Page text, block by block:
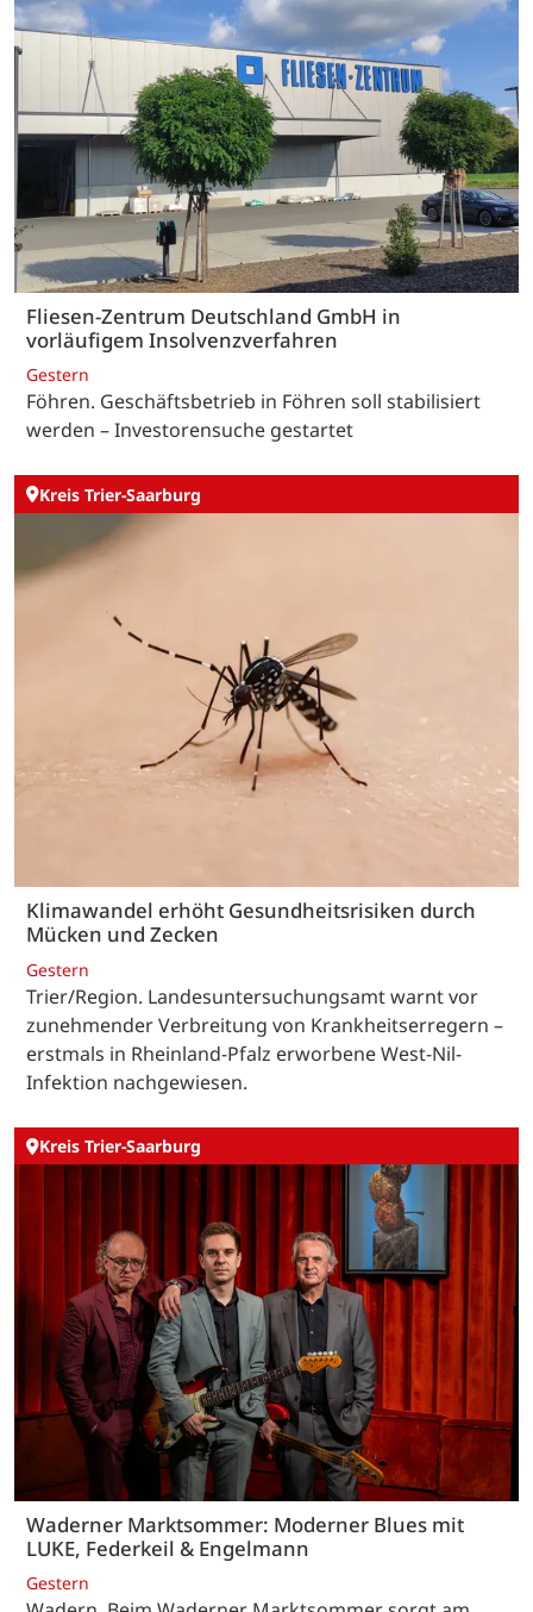
Fliesen-Zentrum Deutschland GmbH in
vorläufigem Insolvenzverfahren
Gestern
Föhren. Geschäftsbetrieb in Föhren soll stabilisiert
werden – Investorensuche gestartet
Kreis Trier-Saarburg
Klimawandel erhöht Gesundheitsrisiken durch
Mücken und Zecken
Gestern
Trier/Region. Landesuntersuchungsamt warnt vor
zunehmender Verbreitung von Krankheitserregern –
erstmals in Rheinland-Pfalz erworbene West-Nil-
Infektion nachgewiesen.
Kreis Trier-Saarburg
Waderner Marktsommer: Moderner Blues mit
LUKE, Federkeil & Engelmann
Gestern